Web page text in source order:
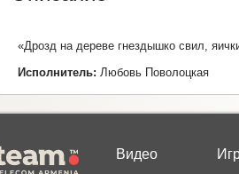
«Дрозд на дереве гнездышко свил,
Исполнитель: Любовь Поволоцкая
Видео